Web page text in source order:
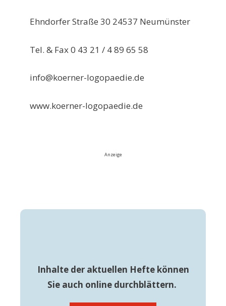
Ehndorfer Straße 30 24537 Neumünster
Tel. & Fax 0 43 21 / 4 89 65 58
info@koerner-logopaedie.de
www.koerner-logopaedie.de
Anzeige
Inhalte der aktuellen Hefte können
Sie auch online durchblättern.